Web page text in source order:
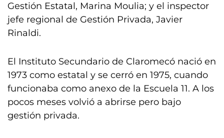
Gestión Estatal, Marina Moulia; y el inspector
jefe regional de Gestión Privada, Javier
Rinaldi.
El Instituto Secundario de Claromecó nació en
1973 como estatal y se cerró en 1975, cuando
funcionaba como anexo de la Escuela 11. A los
pocos meses volvió a abrirse pero bajo
gestión privada.